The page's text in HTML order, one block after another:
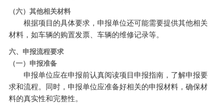
（六）其他相关材料
根据项目的具体要求，申报单位还可能需要提供其他相关
材料，如车辆的购置发票、车辆的维修记录等。
六、申报流程要求
（一）申报准备
申报单位应在申报前认真阅读项目申报指南，了解申报要
求和流程。同时，申报单位应准备好相关的申报材料，确保材
料的真实性和完整性。